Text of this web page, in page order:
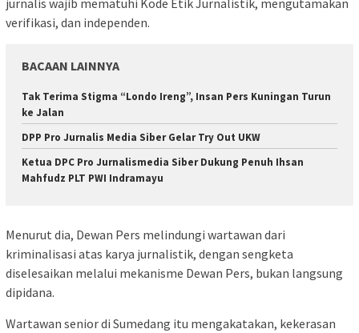
verifikasi, dan independen.
BACAAN LAINNYA
Tak Terima Stigma “Londo Ireng”, Insan Pers Kuningan Turun
ke Jalan
DPP Pro Jurnalis Media Siber Gelar Try Out UKW
Ketua DPC Pro Jurnalismedia Siber Dukung Penuh Ihsan
Mahfudz PLT PWI Indramayu
Menurut dia, Dewan Pers melindungi wartawan dari
kriminalisasi atas karya jurnalistik, dengan sengketa
diselesaikan melalui mekanisme Dewan Pers, bukan langsung
dipidana.
Wartawan senior di Sumedang itu mengakatakan, kekerasan